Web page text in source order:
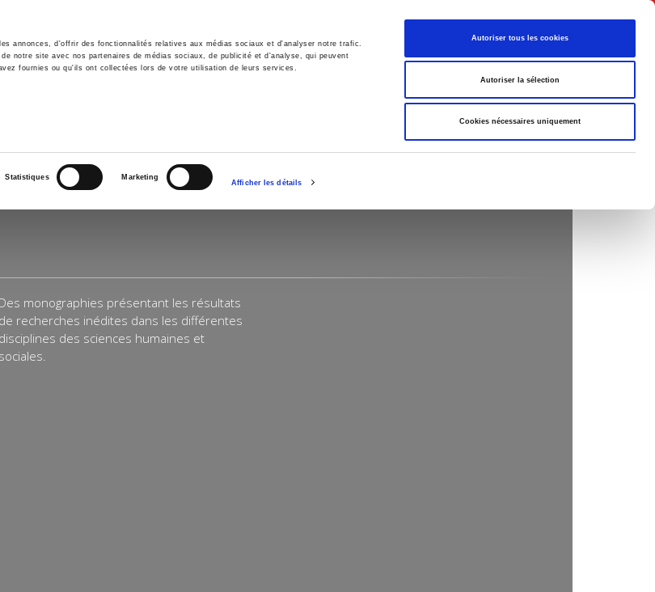
annonces, d'offrir des fonctionnalités relatives aux médias sociaux et d'analyser notre trafic.
notre site avec nos partenaires de médias sociaux, de publicité et d'analyse, qui peuvent
fournies ou qu'ils ont collectées lors de votre utilisation de leurs services.
Statistiques Marketing
Afficher les détails
Autoriser tous les cookies
Autoriser la sélection
Cookies nécessaires uniquement
Français
Histoire International
Des monographies présentant les résultats
de recherches inédites dans les différentes
disciplines des sciences humaines et
sociales.